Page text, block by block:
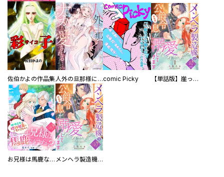
佐伯かよの作品集 人外の旦那様に娶られ毎晩ナカまで愛される…。アンソロジーcomic Picky 【単話版】崖っぷち令嬢ですが、意地と策略で幸せになります！シリーズ
お兄様は馬鹿なんですか？～地味王女は婚約破棄に巻き込まれる～ メンヘラ製造機の公爵令息（過保護）が溺愛してきます